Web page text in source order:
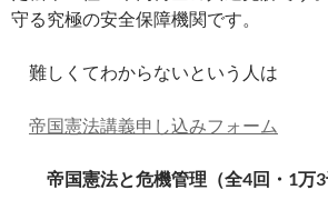
守る究極の安全保障機関です。
難しくてわからないという人は
帝国憲法講義申し込みフォーム
帝国憲法と危機管理（全4回・1万3